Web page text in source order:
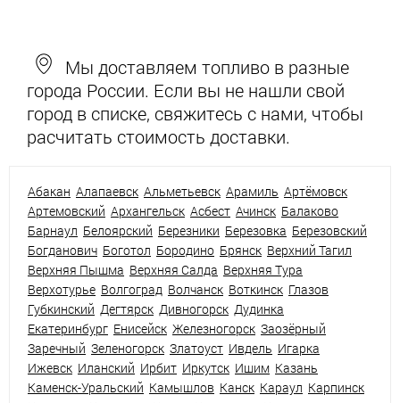
Мы доставляем топливо в разные
города России. Если вы не нашли свой
город в списке, свяжитесь с нами, чтобы
расчитать стоимость доставки.
Абакан Алапаевск Альметьевск Арамиль Артёмовск
Артемовский Архангельск Асбест Ачинск Балаково
Барнаул Белоярский Березники Березовка Березовский
Богданович Боготол Бородино Брянск Верхний Тагил
Верхняя Пышма Верхняя Салда Верхняя Тура
Верхотурье Волгоград Волчанск Воткинск Глазов
Губкинский Дегтярск Дивногорск Дудинка
Екатеринбург Енисейск Железногорск Заозёрный
Заречный Зеленогорск Златоуст Ивдель Игарка
Ижевск Иланский Ирбит Иркутск Ишим Казань
Каменск-Уральский Камышлов Канск Караул Карпинск